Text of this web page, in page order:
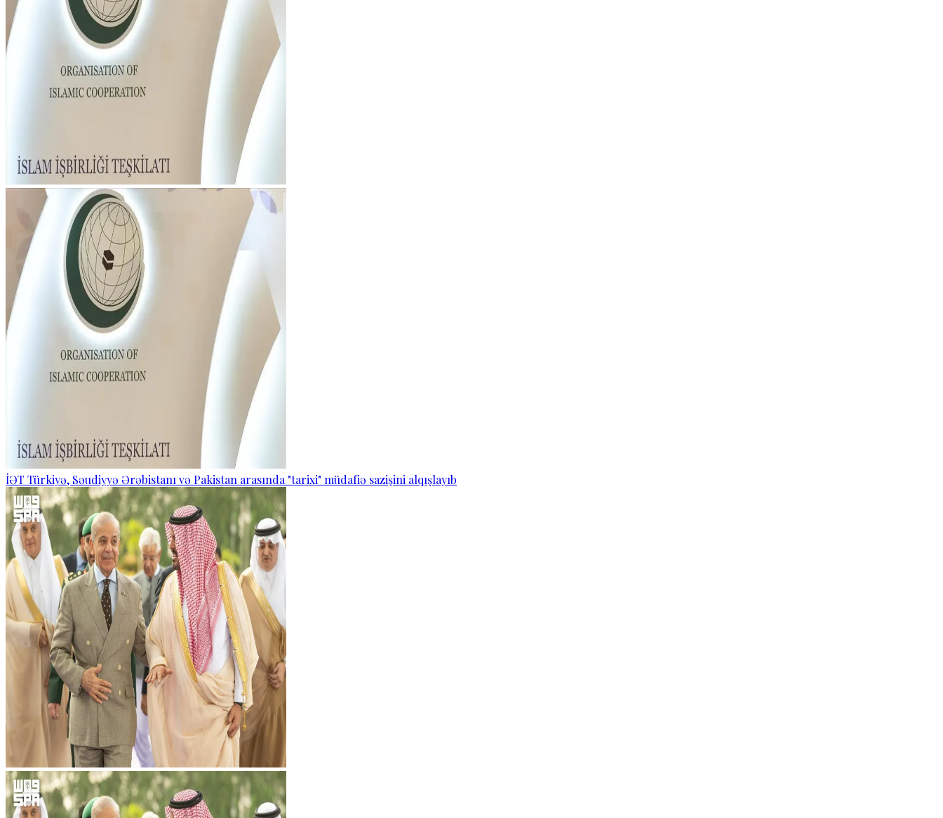
İƏT Türkiyə, Səudiyyə Ərəbistanı və Pakistan arasında "tarixi" müdafiə sazişini alqışlayıb